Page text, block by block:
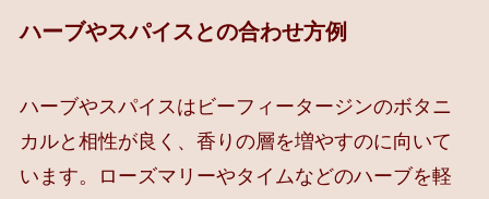
ハーブやスパイスとの合わせ方例
ハーブやスパイスはビーフィータージンのボタニ
カルと相性が良く、香りの層を増やすのに向いて
います。ローズマリーやタイムなどのハーブを軽